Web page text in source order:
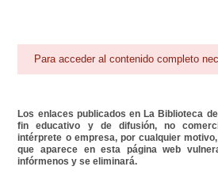
Para acceder al contenido completo
Los enlaces publicados en La Biblioteca
fin educativo y de difusión, no
intérprete o empresa, por cualquier
que aparece en esta página web
infórmenos y se eliminará.